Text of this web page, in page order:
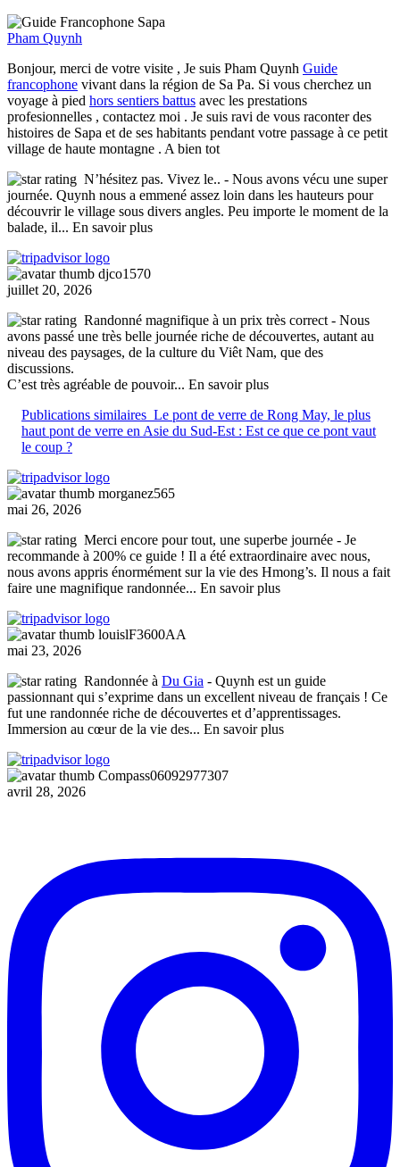
Pham Quynh
Bonjour, merci de votre visite , Je suis Pham Quynh Guide
francophone vivant dans la région de Sa Pa. Si vous cherchez un
voyage à pied hors sentiers battus avec les prestations
profesionnelles , contactez moi . Je suis ravi de vous raconter des
histoires de Sapa et de ses habitants pendant votre passage à ce petit
village de haute montagne . A bien tot
N’hésitez pas. Vivez le.. - Nous avons vécu une super
journée. Quynh nous a emmené assez loin dans les hauteurs pour
découvrir le village sous divers angles. Peu importe le moment de la
balade, il... En savoir plus
djco1570
juillet 20, 2026
Randonné magnifique à un prix très correct - Nous
avons passé une très belle journée riche de découvertes, autant au
niveau des paysages, de la culture du Viêt Nam, que des
discussions.
C’est très agréable de pouvoir... En savoir plus
Publications similaires Le pont de verre de Rong May, le plus
haut pont de verre en Asie du Sud-Est : Est ce que ce pont vaut
le coup ?
morganez565
mai 26, 2026
Merci encore pour tout, une superbe journée - Je
recommande à 200% ce guide ! Il a été extraordinaire avec nous,
nous avons appris énormément sur la vie des Hmong’s. Il nous a fait
faire une magnifique randonnée... En savoir plus
louislF3600AA
mai 23, 2026
Randonnée à Du Gia - Quynh est un guide
passionnant qui s’exprime dans un excellent niveau de français ! Ce
fut une randonnée riche de découvertes et d’apprentissages.
Immersion au cœur de la vie des... En savoir plus
Compass06092977307
avril 28, 2026